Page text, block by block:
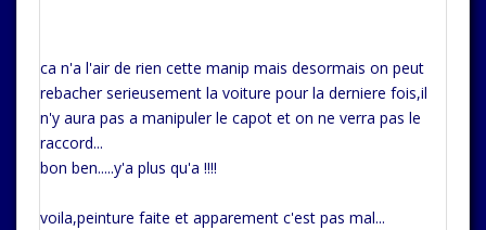
ca n'a l'air de rien cette manip mais desormais on peut
rebacher serieusement la voiture pour la derniere fois,il
n'y aura pas a manipuler le capot et on ne verra pas le
raccord...
bon ben.....y'a plus qu'a !!!!
voila,peinture faite et apparement c'est pas mal...